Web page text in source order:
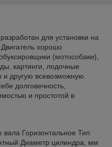
для установки на
хорошо
(мотособаки),
картинги, лодочные
другую всевозможную
долговечность,
и простотой в
Горизонтальное Тип
Диаметр цилиндра, мм